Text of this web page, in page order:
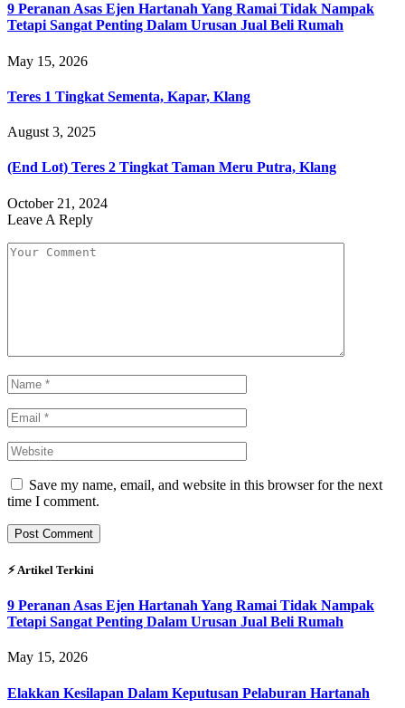
9 Peranan Asas Ejen Hartanah Yang Ramai Tidak Nampak
Tetapi Sangat Penting Dalam Urusan Jual Beli Rumah
May 15, 2026
Teres 1 Tingkat Sementa, Kapar, Klang
August 3, 2025
(End Lot) Teres 2 Tingkat Taman Meru Putra, Klang
October 21, 2024
Leave A Reply
Save my name, email, and website in this browser for the next
time I comment.
⚡︎ Artikel Terkini
9 Peranan Asas Ejen Hartanah Yang Ramai Tidak Nampak
Tetapi Sangat Penting Dalam Urusan Jual Beli Rumah
May 15, 2026
Elakkan Kesilapan Dalam Keputusan Pelaburan Hartanah